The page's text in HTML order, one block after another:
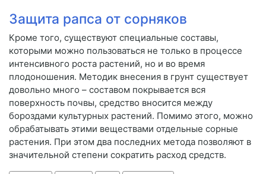
Защита рапса от сорняков
Кроме того, существуют специальные составы,
которыми можно пользоваться не только в процессе
интенсивного роста растений, но и во время
плодоношения. Методик внесения в грунт существует
довольно много – составом покрывается вся
поверхность почвы, средство вносится между
бороздами культурных растений. Помимо этого, можно
обрабатывать этими веществами отдельные сорные
растения. При этом два последних метода позволяют в
значительной степени сократить расход средств.